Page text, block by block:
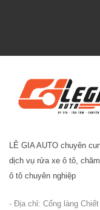
LÊ GIA AUTO chuyên
dịch vụ rửa xe ô tô,
ô tô chuyên nghiệp
- Địa chỉ: Cổng làng Chiết